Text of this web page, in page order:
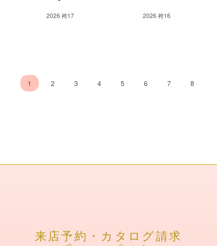
2026 袴17 2026 袴16
1 2 3 4 5 6 7 8
来店予約・カタログ請求